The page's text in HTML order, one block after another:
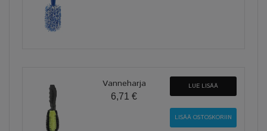
Vanneharja
6,71 €
LUE LISÄÄ